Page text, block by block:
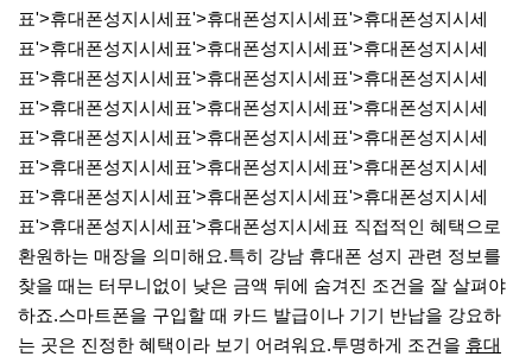
표'>휴대폰성지시세표'>휴대폰성지시세표'>휴대폰성지시세
표'>휴대폰성지시세표'>휴대폰성지시세표'>휴대폰성지시세
표'>휴대폰성지시세표'>휴대폰성지시세표'>휴대폰성지시세
표'>휴대폰성지시세표'>휴대폰성지시세표'>휴대폰성지시세
표'>휴대폰성지시세표'>휴대폰성지시세표'>휴대폰성지시세
표'>휴대폰성지시세표'>휴대폰성지시세표'>휴대폰성지시세
표'>휴대폰성지시세표'>휴대폰성지시세표'>휴대폰성지시세
표'>휴대폰성지시세표'>휴대폰성지시세표 직접적인 혜택으로
환원하는 매장을 의미해요.​특히 강남 휴대폰 성지 관련 정보를
찾을 때는 터무니없이 낮은 금액 뒤에 숨겨진 조건을 잘 살펴야
하죠.​스마트폰을 구입할 때 카드 발급이나 기기 반납을 강요하
는 곳은 진정한 혜택이라 보기 어려워요.​투명하게 조건을 휴대